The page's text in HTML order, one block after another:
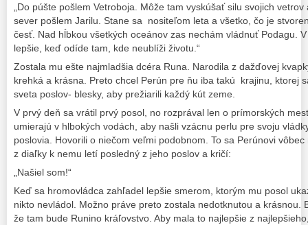
„Do púšte pošlem Vetroboja. Môže tam vyskúšať silu svojich
sever pošlem Jarilu. Stane sa nositeľom leta a všetko, čo je
česť. Nad hĺbkou všetkých oceánov zas nechám vládnuť Podagu.
lepšie, keď odíde tam, kde neublíži životu.“
Zostala mu ešte najmladšia dcéra Runa. Narodila z dažďovej
krehká a krásna. Preto chcel Perún pre ňu iba takú krajinu, ktorej
sveta poslov- blesky, aby prežiarili každý kút zeme.
V prvý deň sa vrátil prvý posol, no rozprával len o prímorských
umierajú v hlbokých vodách, aby našli vzácnu perlu pre svoju
poslovia. Hovorili o niečom veľmi podobnom. To sa Perúnovi
z diaľky k nemu letí posledný z jeho poslov a kričí:
„Našiel som!“
Keď sa hromovládca zahľadel lepšie smerom, ktorým mu posol
nikto nevládol. Možno práve preto zostala nedotknutou a krásnou.
že tam bude Runino kráľovstvo. Aby mala to najlepšie z